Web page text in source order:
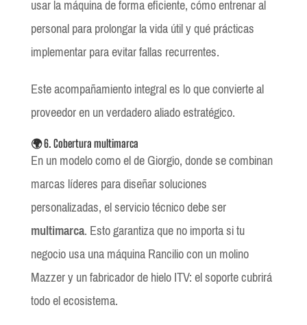
usar la máquina de forma eficiente, cómo entrenar al
personal para prolongar la vida útil y qué prácticas
implementar para evitar fallas recurrentes.
Este acompañamiento integral es lo que convierte al
proveedor en un verdadero aliado estratégico.
🌍 6. Cobertura multimarca
En un modelo como el de Giorgio, donde se combinan
marcas líderes para diseñar soluciones
personalizadas, el servicio técnico debe ser
multimarca. Esto garantiza que no importa si tu
negocio usa una máquina Rancilio con un molino
Mazzer y un fabricador de hielo ITV: el soporte cubrirá
todo el ecosistema.